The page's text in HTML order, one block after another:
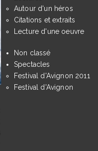
Autour d'un héros
Citations et extraits
Lecture d'une oeuvre
Non classé
Spectacles
Festival d'Avignon 2011
Festival d'Avignon